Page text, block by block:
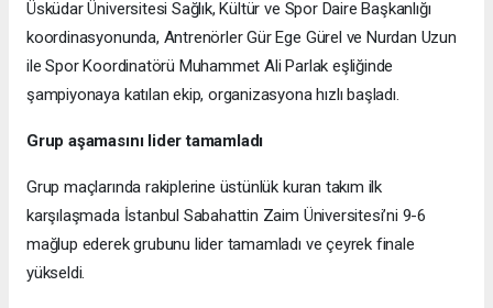
Üsküdar Üniversitesi Sağlık, Kültür ve Spor Daire Başkanlığı
koordinasyonunda, Antrenörler Gür Ege Gürel ve Nurdan Uzun
ile Spor Koordinatörü Muhammet Ali Parlak eşliğinde
şampiyonaya katılan ekip, organizasyona hızlı başladı.
Grup aşamasını lider tamamladı
Grup maçlarında rakiplerine üstünlük kuran takım ilk
karşılaşmada İstanbul Sabahattin Zaim Üniversitesi’ni 9-6
mağlup ederek grubunu lider tamamladı ve çeyrek finale
yükseldi.